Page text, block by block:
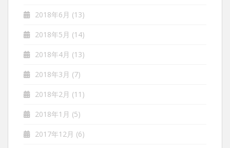
2018年6月 (13)
2018年5月 (14)
2018年4月 (13)
2018年3月 (7)
2018年2月 (11)
2018年1月 (5)
2017年12月 (6)